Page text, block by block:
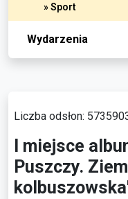
» Sport
Wydarzenia
Liczba odsłon:
I miejsce
Puszczy.